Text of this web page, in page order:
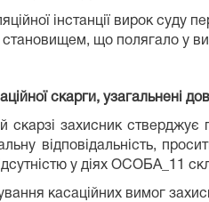
інстанції вирок суду
що полягало у
скарги, узагальнені
скарзі захисник
відповідальність,
у діях ОСОБА_11
касаційних вимог